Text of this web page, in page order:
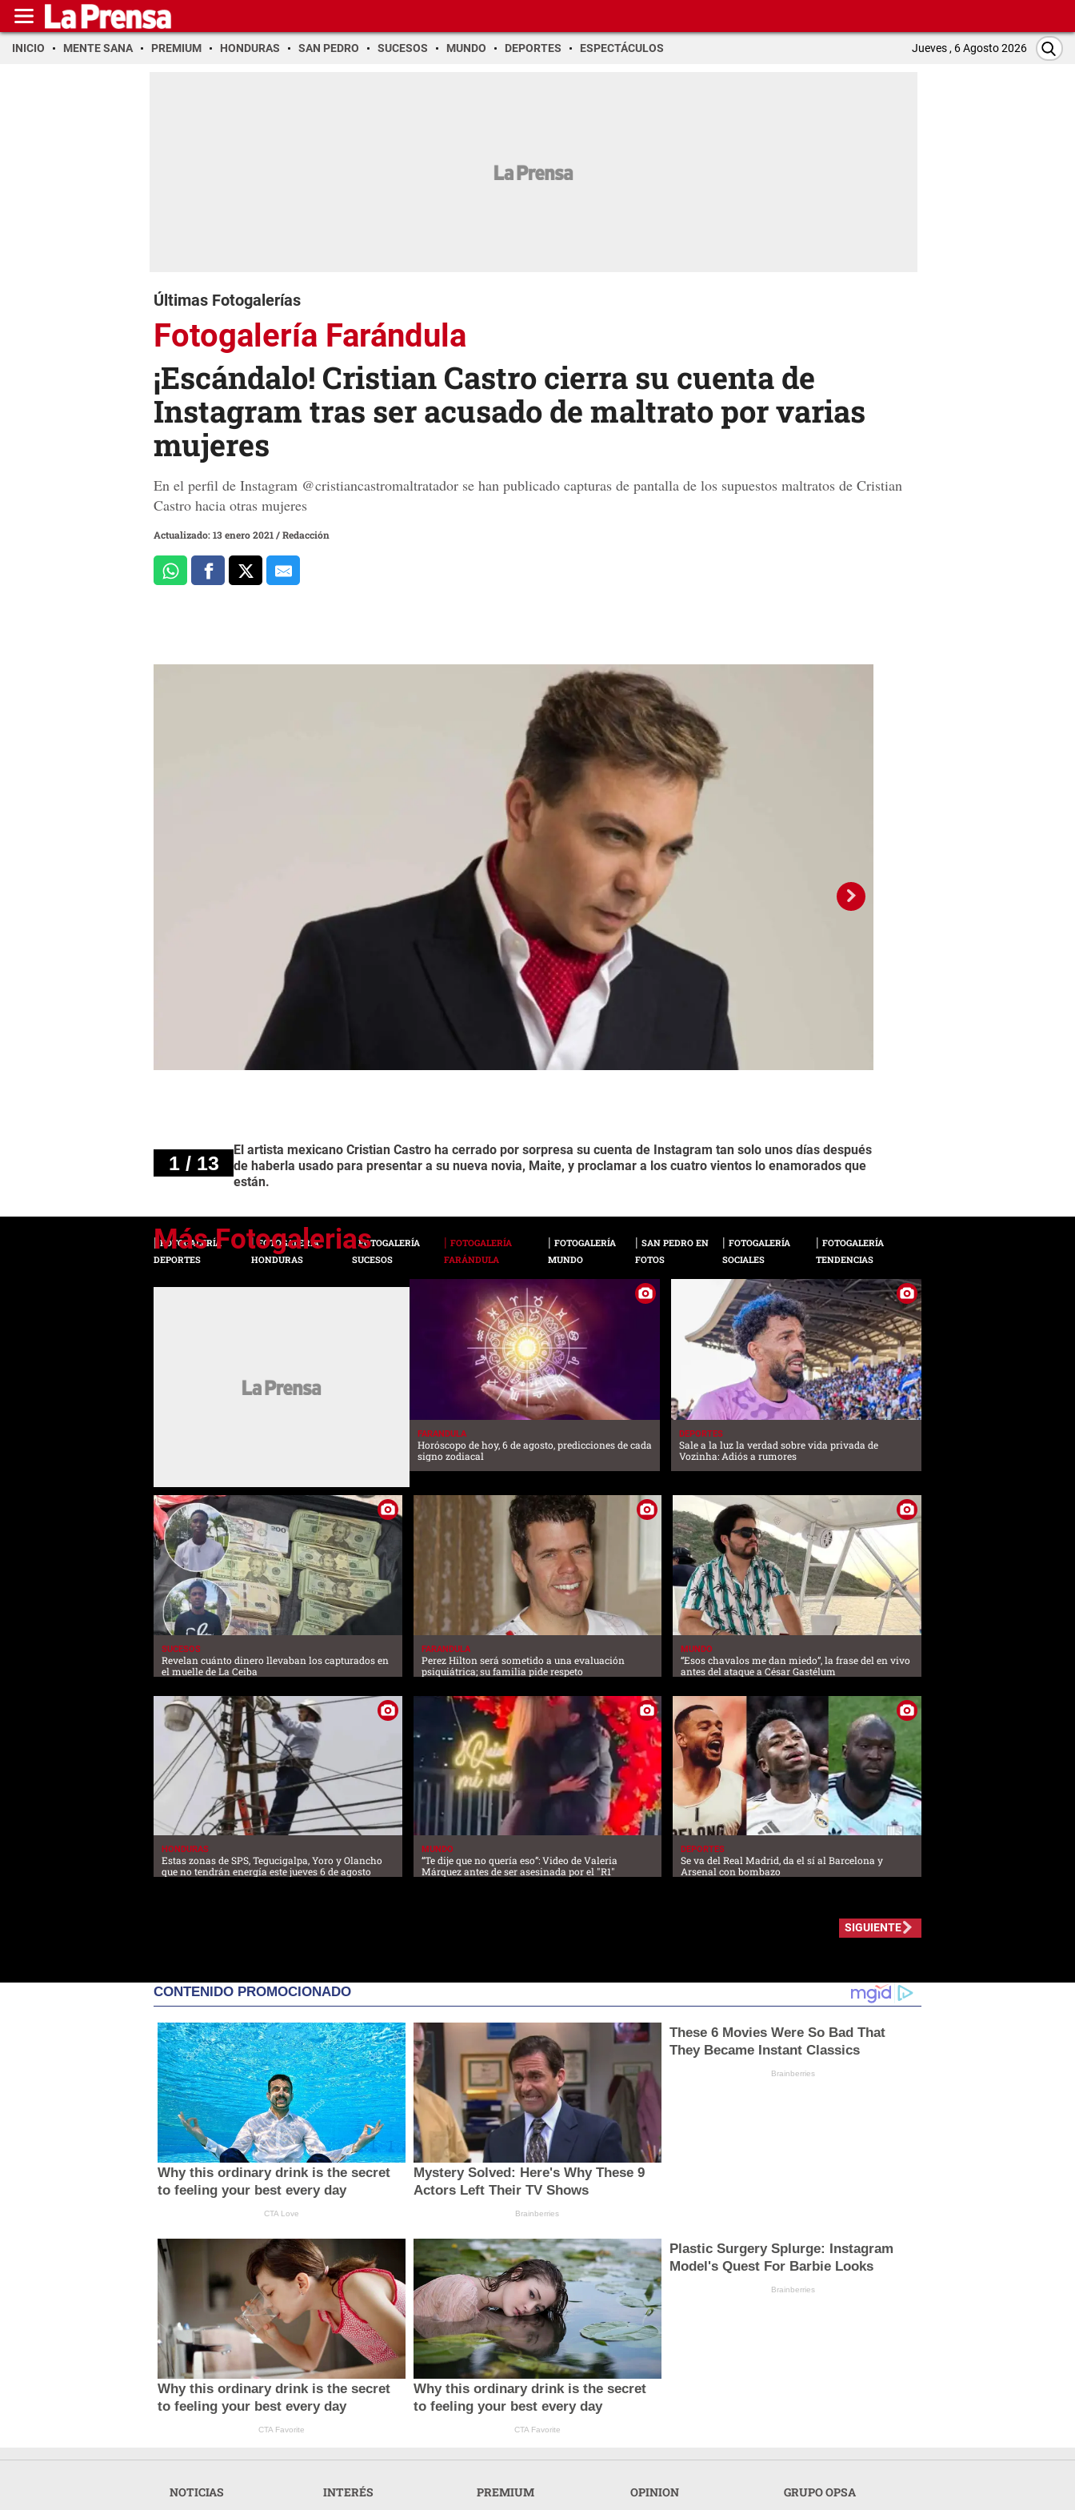
INICIO MENTE SANA PREMIUM HONDURAS SAN PEDRO SUCESOS MUNDO DEPORTES ESPECTÁCULOS Jueves , 6 Agosto 2026
Últimas Fotogalerías
Fotogalería Farándula
¡Escándalo! Cristian Castro cierra su cuenta de
Instagram tras ser acusado de maltrato por varias
mujeres
En el perfil de Instagram @cristiancastromaltratador se han publicado capturas de pantalla de los supuestos maltratos de Cristian
Castro hacia otras mujeres
Actualizado: 13 enero 2021 /Redacción
1 / 13
El artista mexicano Cristian Castro ha cerrado por sorpresa su cuenta de Instagram tan solo unos días después
de haberla usado para presentar a su nueva novia, Maite, y proclamar a los cuatro vientos lo enamorados que
están.
FOTOGALERÍA
DEPORTES
FOTOGALERÍA
HONDURAS
FOTOGALERÍA
SUCESOS
FOTOGALERÍA
FARÁNDULA
FOTOGALERÍA
MUNDO
SAN PEDRO EN
FOTOS
FOTOGALERÍA
SOCIALES
FOTOGALERÍA
TENDENCIAS
FARANDULA
Horóscopo de hoy, 6 de agosto, predicciones de cada
signo zodiacal
DEPORTES
Sale a la luz la verdad sobre vida privada de
Vozinha: Adiós a rumores
SUCESOS
Revelan cuánto dinero llevaban los capturados en
el muelle de La Ceiba
FARANDULA
Perez Hilton será sometido a una evaluación
psiquiátrica; su familia pide respeto
MUNDO
“Esos chavalos me dan miedo”, la frase del en vivo
antes del ataque a César Gastélum
HONDURAS
Estas zonas de SPS, Tegucigalpa, Yoro y Olancho
que no tendrán energía este jueves 6 de agosto
MUNDO
“Te dije que no quería eso”: Video de Valeria
Márquez antes de ser asesinada por el "R1"
DEPORTES
Se va del Real Madrid, da el sí al Barcelona y
Arsenal con bombazo
SIGUIENTE
CONTENIDO PROMOCIONADO
Why this ordinary drink is the secret
to feeling your best every day
CTA Love
Mystery Solved: Here's Why These 9
Actors Left Their TV Shows
Brainberries
These 6 Movies Were So Bad That
They Became Instant Classics
Brainberries
Why this ordinary drink is the secret
to feeling your best every day
CTA Favorite
Why this ordinary drink is the secret
to feeling your best every day
CTA Favorite
Plastic Surgery Splurge: Instagram
Model's Quest For Barbie Looks
Brainberries
NOTICIAS INTERÉS PREMIUM OPINION GRUPO OPSA